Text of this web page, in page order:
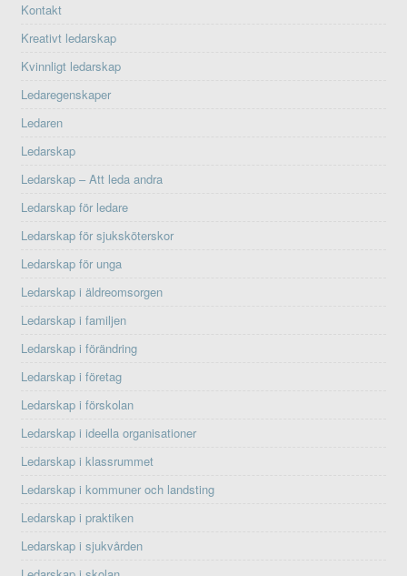
Kontakt
Kreativt ledarskap
Kvinnligt ledarskap
Ledaregenskaper
Ledaren
Ledarskap
Ledarskap – Att leda andra
Ledarskap för ledare
Ledarskap för sjuksköterskor
Ledarskap för unga
Ledarskap i äldreomsorgen
Ledarskap i familjen
Ledarskap i förändring
Ledarskap i företag
Ledarskap i förskolan
Ledarskap i ideella organisationer
Ledarskap i klassrummet
Ledarskap i kommuner och landsting
Ledarskap i praktiken
Ledarskap i sjukvården